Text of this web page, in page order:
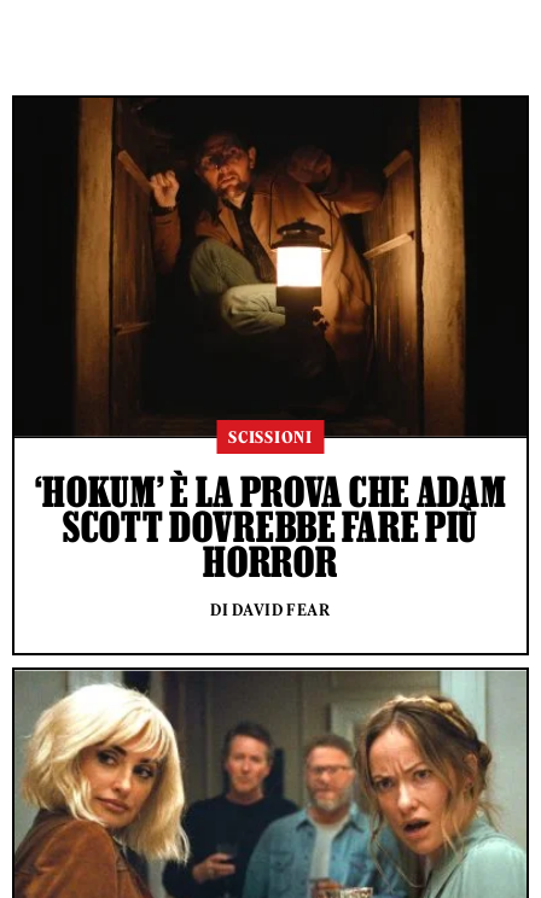
SCISSIONI
‘HOKUM’ È LA PROVA CHE ADAM
SCOTT DOVREBBE FARE PIÙ
HORROR
DI DAVID FEAR